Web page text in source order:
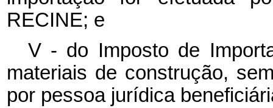
RECINE; e
V - do Imposto de
materiais de construção,
por pessoa jurídica